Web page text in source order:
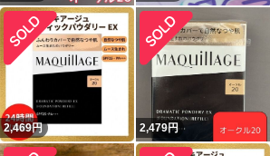
2,469円 2,479円